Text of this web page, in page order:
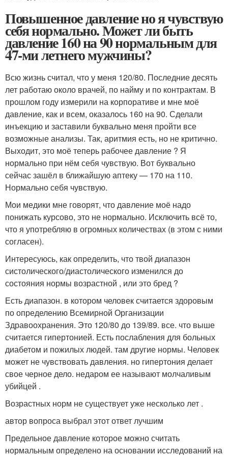
Повышенное давление но я чувствую
себя нормально. Может ли быть
давление 160 на 90 нормальным для
47-ми летнего мужчины?
Всю жизнь считал, что у меня 120/80. Последние десять
лет работаю около врачей, по найму и по контрактам. В
прошлом году измерили на корпоративе и мне моё
давление, как и всем, оказалось 160 на 90. Сделали
инъекцию и заставили буквально меня пройти все
возможные анализы. Так, аритмия есть, но не критично.
Выходит, это моё теперь рабочее давление ? Я
нормально при нём себя чувствую. Вот буквально
сейчас зашёл в ближайшую аптеку — 170 на 110.
Нормально себя чувствую.
Мои медики мне говорят, что давление моё надо
понижать курсово, это не нормально. Исключить всё то,
что я употребляю в огромных количествах (в этом с ними
согласен).
Интересуюсь, как определить, что твой диапазон
систолического/диастолического изменился до
состояния нормы возрастной , или это бред ?
Есть диапазон. в котором человек считается здоровым
по определению Всемирной Организации
Здравоохранения. Это 120/80 до 139/89. все. что выше
считается гипертонией. Есть послабления для больных
диабетом и пожилых людей. там другие нормы. Человек
может не чувствовать давления. но гипертония делает
свое черное дело. недаром ее называют молчаливым
убийцей .
Возрастных норм не существует уже несколько лет .
автор вопроса выбрал этот ответ лучшим
Предельное давление которое можно считать
нормальным определено на основании исследований на